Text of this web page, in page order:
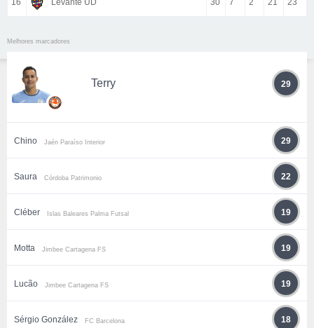
16 Levante UD 30 7 2 21 23
Melhores marcadores
Terry 29
Chino Jaén Paraíso Interior 29
Saura Córdoba Patrimonio 22
Cléber Islas Baleares Palma Futsal 19
Motta Jimbee Cartagena FS 19
Lucão Jimbee Cartagena FS 19
Sérgio González FC Barcelona 18